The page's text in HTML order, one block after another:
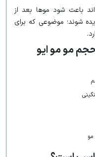
باعث شود موها بعد از
شوند؛ موضوعی که برای
مو مو ایو